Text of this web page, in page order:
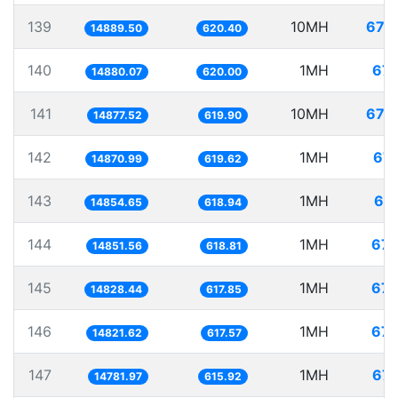
139 14889.50 620.40 10MH
140 14880.07 620.00 1MH
141 14877.52 619.90 10MH
142 14870.99 619.62 1MH
143 14854.65 618.94 1MH
144 14851.56 618.81 1MH
145 14828.44 617.85 1MH
146 14821.62 617.57 1MH
147 14781.97 615.92 1MH